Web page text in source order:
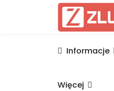
Informacje
Informacje
Więcej